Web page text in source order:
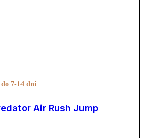
7-14 dní
Air Rush Jump